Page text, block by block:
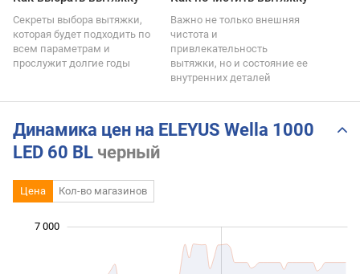
Секреты выбора вытяжки,
которая будет подходить по
всем параметрам и
прослужит долгие годы
Важно не только внешняя
чистота и
привлекательность
вытяжки, но и состояние ее
внутренних деталей
Динамика цен на ELEYUS Wella 1000
LED 60 BL черный
Цена Кол-во магазинов
7 000